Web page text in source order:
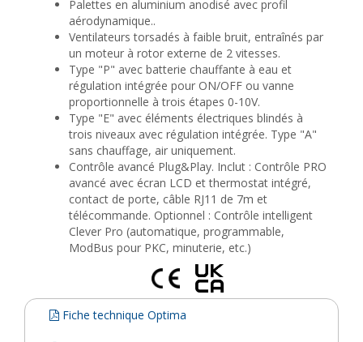
Palettes en aluminium anodisé avec profil
aérodynamique..
Ventilateurs torsadés à faible bruit, entraînés par
un moteur à rotor externe de 2 vitesses.
Type "P" avec batterie chauffante à eau et
régulation intégrée pour ON/OFF ou vanne
proportionnelle à trois étapes 0-10V.
Type "E" avec éléments électriques blindés à
trois niveaux avec régulation intégrée. Type "A"
sans chauffage, air uniquement.
Contrôle avancé Plug&Play. Inclut : Contrôle PRO
avancé avec écran LCD et thermostat intégré,
contact de porte, câble RJ11 de 7m et
télécommande. Optionnel : Contrôle intelligent
Clever Pro (automatique, programmable,
ModBus pour PKC, minuterie, etc.)
Fiche technique Optima